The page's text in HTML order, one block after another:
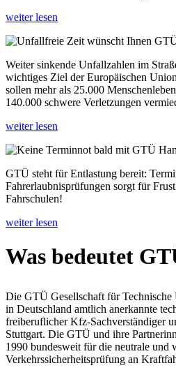
weiter lesen
Weiter sinkende Unfallzahlen im
wichtiges Ziel der Europäischen
sollen mehr als 25.000
140.000 schwere Verletzungen
weiter lesen
GTÜ steht für Entlastung bereit:
Fahrerlaubnisprüfungen sorgt für
Fahrschulen!
weiter lesen
Was bedeutet
Die GTÜ Gesellschaft für
in Deutschland amtlich anerkannte
freiberuflicher Kfz-Sachverständiger
Stuttgart. Die GTÜ und ihre
1990 bundesweit für die neutrale und
Verkehrssicherheitsprüfung an